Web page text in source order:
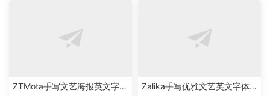
ZTMota手写文艺海报英文字体
Zalika手写优雅文艺英文字体